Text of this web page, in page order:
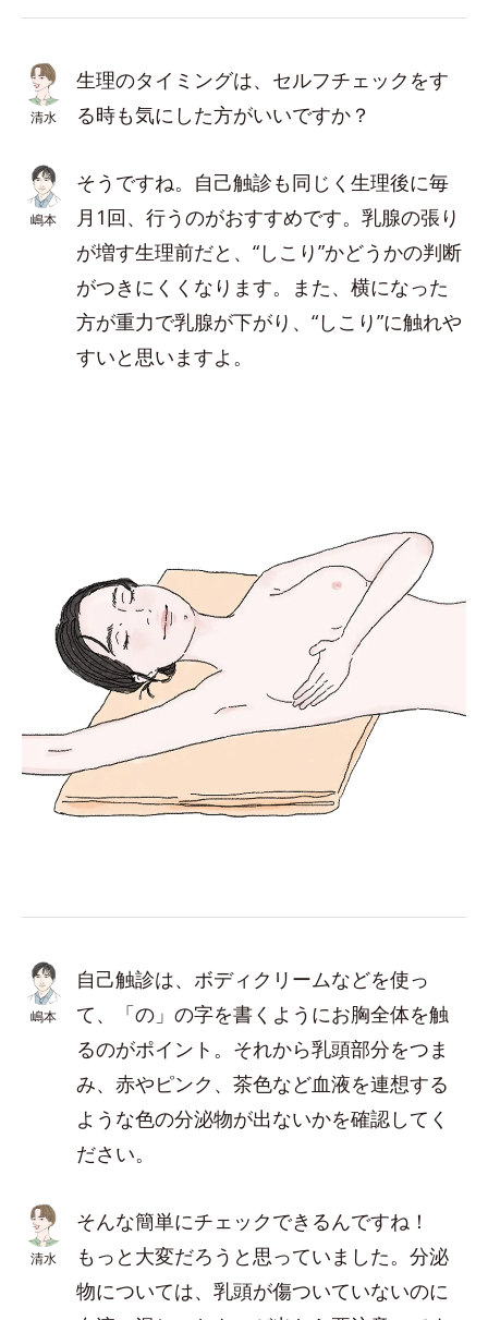
清水
生理のタイミングは、セルフチェックをす
る時も気にした方がいいですか？
嶋本
そうですね。自己触診も同じく生理後に毎
月1回、行うのがおすすめです。乳腺の張り
が増す生理前だと、“しこり”かどうかの判断
がつきにくくなります。また、横になった
方が重力で乳腺が下がり、“しこり”に触れや
すいと思いますよ。
嶋本
自己触診は、ボディクリームなどを使っ
て、「の」の字を書くようにお胸全体を触
るのがポイント。それから乳頭部分をつま
み、赤やピンク、茶色など血液を連想する
ような色の分泌物が出ないかを確認してく
ださい。
清水
そんな簡単にチェックできるんですね！
もっと大変だろうと思っていました。分泌
物については、乳頭が傷ついていないのに